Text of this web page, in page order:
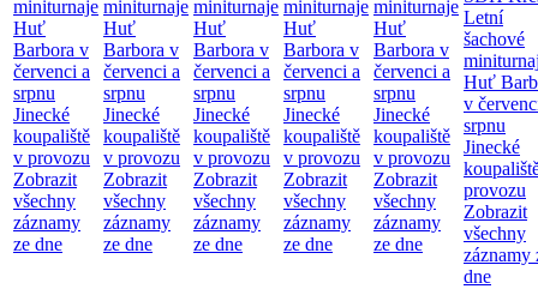
miniturnaje
Huť
Barbora v
červenci a
srpnu
Jinecké
koupaliště
v provozu
Zobrazit
všechny
záznamy
ze dne
miniturnaje
Huť
Barbora v
červenci a
srpnu
Jinecké
koupaliště
v provozu
Zobrazit
všechny
záznamy
ze dne
miniturnaje
Huť
Barbora v
červenci a
srpnu
Jinecké
koupaliště
v provozu
Zobrazit
všechny
záznamy
ze dne
miniturnaje
Huť
Barbora v
červenci a
srpnu
Jinecké
koupaliště
v provozu
Zobrazit
všechny
záznamy
ze dne
miniturnaje
Huť
Barbora v
červenci a
srpnu
Jinecké
koupaliště
v provozu
Zobrazit
všechny
záznamy
ze dne
Letní
šachové
Huť
v
srpnu
Jinecké
provozu
Zobrazit
všechny
záznamy
dne